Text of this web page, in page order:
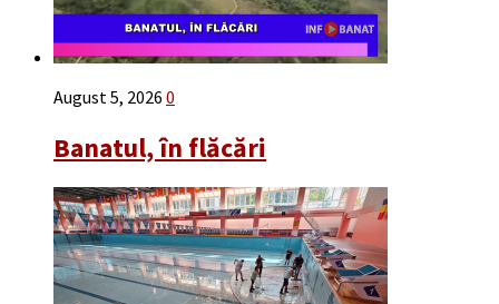
August 5, 2026 0
Banatul, în flăcări